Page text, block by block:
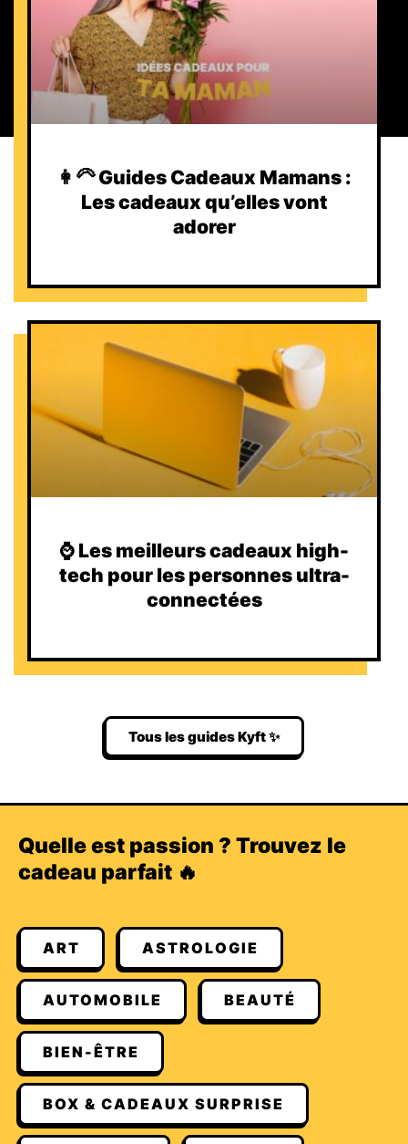
👩‍🦳 Guides Cadeaux Mamans :
Les cadeaux qu’elles vont
adorer
⌚️ Les meilleurs cadeaux high-
tech pour les personnes ultra-
connectées
Tous les guides Kyft ✨
Quelle est passion ? Trouvez le
cadeau parfait 🔥
ART ASTROLOGIE
AUTOMOBILE BEAUTÉ
BIEN-ÊTRE
BOX & CADEAUX SURPRISE